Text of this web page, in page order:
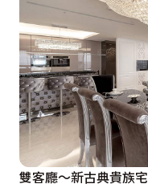
雙客廳～新古典貴族宅